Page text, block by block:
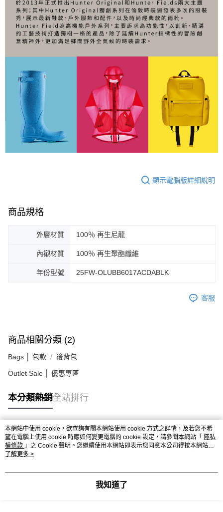
顯示電腦版詳細說明
商品規格
外層材質 100％ 再生尼龍
內襯材質 100％ 再生聚酯纖維
年份型號 25FW-OLUBB6017ACDABLK
客服
商品相關分類 (2)
Bags │ 包款 後背包
Outlet Sale │ 優惠專區
本分類熱銷全站排行
熱門標籤
本網站中使用 cookie，欲查詢有關本網站使用 cookie 方式之詳情，及若您不希
望在電腦上使用 cookie 時應如何變更電腦的 cookie 設定，請參閱本網站「 隱私
權條款 」之 Cookie 聲明。您繼續使用本網站即表示您同意本公司得按本網站使
用條款之 Cookie 聲明使用 cookie。
了解更多 >
我知道了